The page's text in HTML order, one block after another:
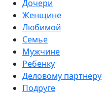
Дочери
Женщине
Любимой
Семье
Мужчине
Ребенку
Деловому партнеру
Подруге